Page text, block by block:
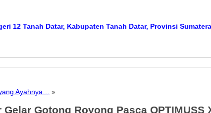
Datar, Kabupaten Tanah Datar, Provinsi Sumatera Barat
Ayahnya…
»
Gotong Royong Pasca OPTIMUSS